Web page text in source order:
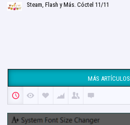
Steam, Flash y Más. Cóctel 11/11
MÁS ARTÍCULOS